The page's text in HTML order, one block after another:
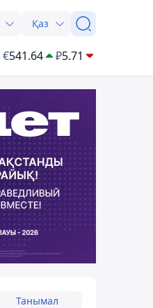
Қаз
€541.64 ₽5.71
Танымал